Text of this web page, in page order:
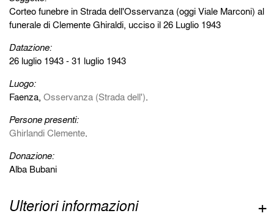
Corteo funebre in Strada dell'Osservanza (oggi Viale Marconi) al
funerale di Clemente Ghiraldi, ucciso il 26 Luglio 1943
Datazione:
26 luglio 1943 - 31 luglio 1943
Luogo:
Faenza,Osservanza (Strada dell').
Persone presenti:
Ghirlandi Clemente.
Donazione:
Alba Bubani
Ulteriori informazioni